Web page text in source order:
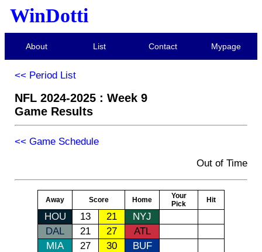
WinDotti
About List Contact Mypage
<< Period List
NFL 2024-2025 : Week 9
Game Results
<< Game Schedule
Out of Time
Away Score Home
Your
Pick
Hit
HOU 13 21
NYJ
DAL
21 27
ATL
MIA
27 30
BUF